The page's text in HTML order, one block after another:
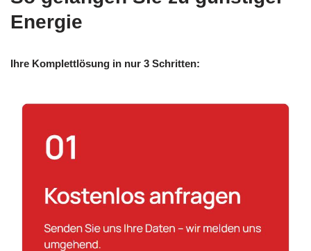
Energie
Ihre Komplettlösung in nur 3 Schritten: